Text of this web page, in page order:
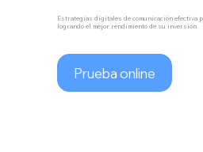
Estrategias digitales de comunicación efectiva
logrando el mejor rendimiento de su inversión.
Prueba online